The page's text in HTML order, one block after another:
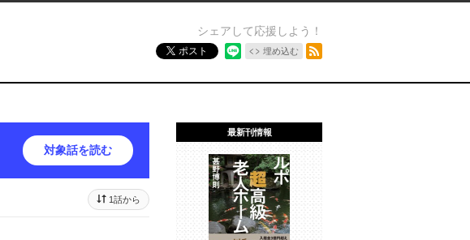
シェアして応援しよう！
ポスト 埋め込む
対象話を読む
1話から
最新刊情報